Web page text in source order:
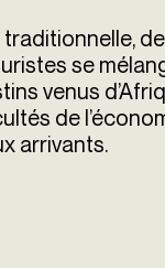
traditionnelle,
se
venus
de
arrivants.